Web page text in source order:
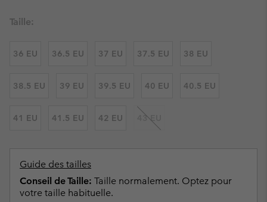
Taille:
36 EU 36.5 EU 37 EU 37.5 EU 38 EU
38.5 EU 39 EU 39.5 EU 40 EU 40.5 EU
41 EU 41.5 EU 42 EU 43 EU
Guide des tailles
Conseil de Taille: Taille normalement. Optez pour
votre taille habituelle.